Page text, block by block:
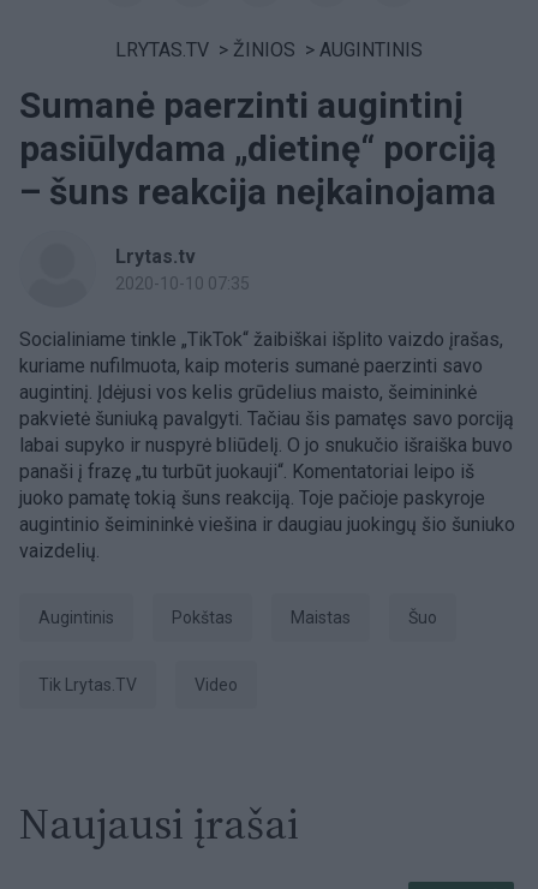
LRYTAS.TV > ŽINIOS > AUGINTINIS
Sumanė paerzinti augintinį
pasiūlydama „dietinę“ porciją
– šuns reakcija neįkainojama
Lrytas.tv
2020-10-10 07:35
Socialiniame tinkle „TikTok“ žaibiškai išplito vaizdo įrašas,
kuriame nufilmuota, kaip moteris sumanė paerzinti savo
augintinį. Įdėjusi vos kelis grūdelius maisto, šeimininkė
pakvietė šuniuką pavalgyti. Tačiau šis pamatęs savo porciją
labai supyko ir nuspyrė bliūdelį. O jo snukučio išraiška buvo
panaši į frazę „tu turbūt juokauji“. Komentatoriai leipo iš
juoko pamatę tokią šuns reakciją. Toje pačioje paskyroje
augintinio šeimininkė viešina ir daugiau juokingų šio šuniuko
vaizdelių.
augintinis pokštas Maistas Šuo
tik Lrytas.TV Video
Naujausi įrašai